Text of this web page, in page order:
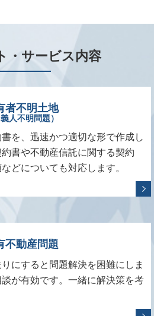
・サービス内容
者不明土地
義人不明問題）
を、迅速かつ適切な形で作成し
書や不動産信託に関する契約
どについても対応します。
不動産問題
にすると問題解決を困難にしま
が有効です。一緒に解決策を考